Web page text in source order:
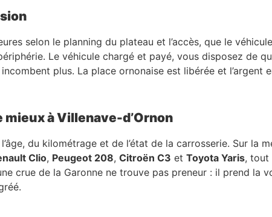
selon le planning du plateau et l’accès, que le
Le véhicule chargé et payé, vous disposez de
plus. La place ornonaise est libérée et l’argent
à Villenave-d’Ornon
du kilométrage et de l’état de la carrosserie. Sur la
Clio, Peugeot 208, Citroën C3 et Toyota Yaris, tout
crue de la Garonne ne trouve pas preneur : il prend la